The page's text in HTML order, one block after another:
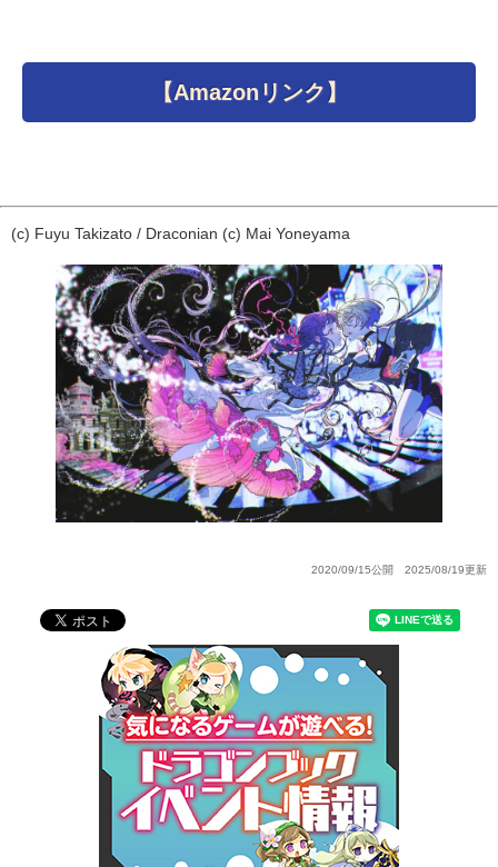
【Amazonリンク】
(c) Fuyu Takizato / Draconian (c) Mai Yoneyama
2020/09/15公開 2025/08/19更新